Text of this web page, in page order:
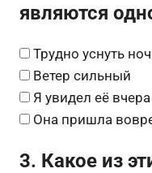
являются
Трудно уснуть
Ветер сильный
Я увидел её вчера
Она пришла
3. Какое из